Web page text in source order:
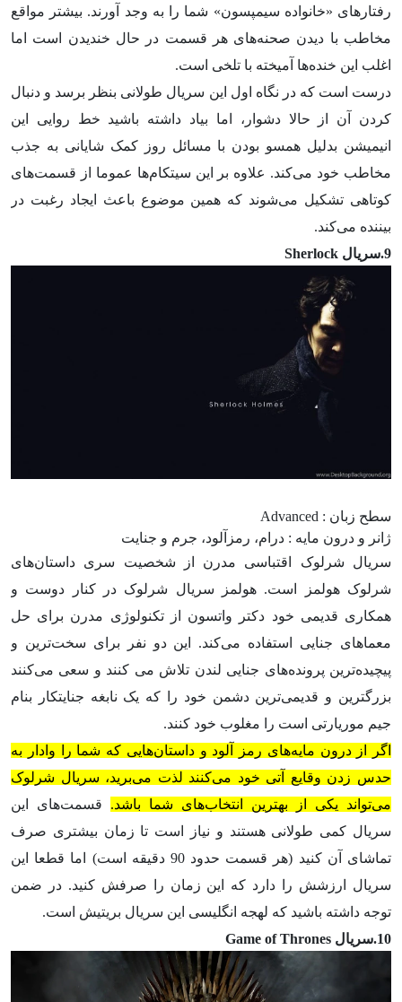
رفتارهای «خانواده سیمپسون» شما را به وجد آورند. بیشتر مواقع
مخاطب با دیدن صحنه‌های هر قسمت در حال خندیدن است اما
اغلب این خنده‌ها آمیخته با تلخی است.
درست است که در نگاه اول این سریال طولانی بنظر برسد و دنبال
کردن آن از حالا دشوار، اما بیاد داشته باشید خط روایی این
انیمیشن بدلیل همسو بودن با مسائل روز کمک شایانی به جذب
مخاطب خود می‌کند. علاوه بر این سیتکام‌ها عموما از قسمت‌‌های
کوتاهی تشکیل می‌‌شوند که همین موضوع باعث ایجاد رغبت در
بیننده می‌کند.
9.سریال Sherlock
سطح زبان : Advanced
ژانر و درون مایه : درام، رمزآلود، جرم و جنایت
سریال شرلوک اقتباسی مدرن از شخصیت سری داستان‌های
شرلوک هولمز است. هولمز سریال شرلوک در کنار دوست و
همکاری قدیمی خود دکتر واتسون از تکنولوژی مدرن برای حل
معماهای جنایی استفاده می‌کند. این دو نفر برای سخت‌ترین و
پیچیده‌ترین پرونده‌های جنایی لندن تلاش می کنند و سعی می‌کنند
بزرگترین و قدیمی‌ترین دشمن خود را که یک نابغه جنایتکار بنام
جیم موریارتی است را مغلوب خود کنند.
اگر از درون مایه‌های رمز آلود و داستان‌هایی که شما را وادار به
حدس زدن وقایع آتی خود می‌کنند لذت می‌برید، سریال شرلوک
می‌تواند یکی از بهترین انتخاب‌های شما باشد. قسمت‌های این
سریال کمی طولانی هستند و نیاز است تا زمان بیشتری صرف
تماشای آن کنید (هر قسمت حدود 90 دقیقه است) اما قطعا این
سریال ارزشش را دارد که این زمان را صرفش کنید. در ضمن
توجه داشته باشید که لهجه انگلیسی این سریال بریتیش است.
10.سریال Game of Thrones